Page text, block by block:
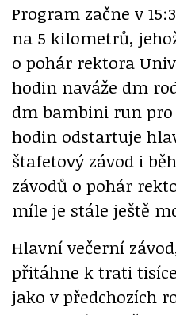
Program začne v
na 5 kilometrů,
o pohár rektora
hodin naváže dm
dm bambini run pro
hodin odstartuje
štafetový závod i
závodů o pohár
míle je stále ještě
Hlavní večerní
přitáhne k trati
jako v předchozích